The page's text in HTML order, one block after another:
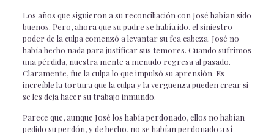
Los años que siguieron a su reconciliación con José habían sido
buenos. Pero, ahora que su padre se había ido, el siniestro
poder de la culpa comenzó a levantar su fea cabeza. José no
había hecho nada para justificar sus temores. Cuando sufrimos
una pérdida, nuestra mente a menudo regresa al pasado.
Claramente, fue la culpa lo que impulsó su aprensión. Es
increíble la tortura que la culpa y la vergüenza pueden crear si
se les deja hacer su trabajo inmundo.
Parece que, aunque José los había perdonado, ellos no habían
pedido su perdón, y de hecho, no se habían perdonado a sí